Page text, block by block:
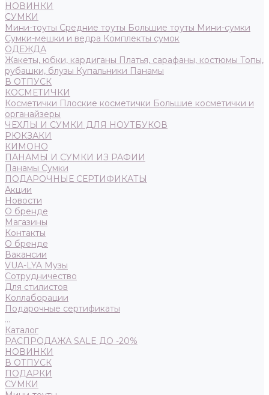
НОВИНКИ
СУМКИ
Мини-тоуты Средние тоуты Большие тоуты Мини-сумки
Сумки-мешки и ведра Комплекты сумок
ОДЕЖДА
Жакеты, юбки, кардиганы Платья, сарафаны, костюмы Топы,
рубашки, блузы Купальники Панамы
В ОТПУСК
КОСМЕТИЧКИ
Косметички Плоские косметички Большие косметички и
органайзеры
ЧЕХЛЫ И СУМКИ ДЛЯ НОУТБУКОВ
РЮКЗАКИ
КИМОНО
ПАНАМЫ И СУМКИ ИЗ РАФИИ
Панамы Сумки
ПОДАРОЧНЫЕ СЕРТИФИКАТЫ
Акции
Новости
О бренде
Магазины
Контакты
О бренде
Вакансии
VUA-LYA Музы
Сотрудничество
Для стилистов
Коллаборации
Подарочные сертификаты
...
Каталог
РАСПРОДАЖА SALE ДО -20%
НОВИНКИ
В ОТПУСК
ПОДАРКИ
СУМКИ